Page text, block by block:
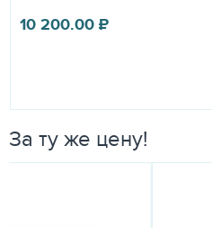
10 200.00₽
За ту же цену!